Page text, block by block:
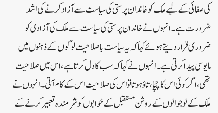
کی صفائی کے لیے ملک کو خاندان پرستی کی سیاست سے آزاد کرنے کی اشد
ضرورت ہے۔انہوں نے خاندان پرستی کی سیاست سے ملک کی آزادی کو
ضروری قرار دیتے ہوئے کہا کہ یہ سیاست باصلاحیت لوگوں کے ذہنوں میں
مایوسی پیدا کرتی ہے۔ انہوں نے کہاکہ سب کا دل کرتا ہے، اس میں صلاحیت
تھی، اگر کوئی اس کا چچا، تاؤ ہوتا تو اس کی صلاحیت اس کے کام آتی۔انہوں نے
ملک کے نوجوانوں کے روشن مستقبل کے خوابوں کو شرمندہ تعبیر کرنے کے